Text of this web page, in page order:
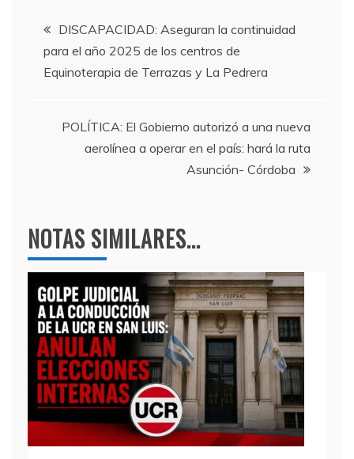
b
o
o
a
m
A
p
p
Navegación
de
DISCAPACIDAD: Aseguran la continuidad
para el año 2025 de los centros de
Equinoterapia de Terrazas y La Pedrera
POLÍTICA: El Gobierno autorizó a una nueva
aerolínea a operar en el país: hará la ruta
Asunción- Córdoba
NOTAS SIMILARES...